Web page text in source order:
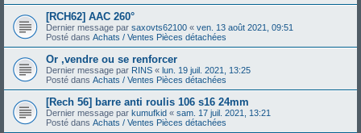
[RCH62] AAC 260°
Dernier message par saxovts62100 « ven. 13 août 2021, 09:51
Posté dans Achats / Ventes Pièces détachées
Or ,vendre ou se renforcer
Dernier message par RINS « lun. 19 juil. 2021, 13:25
Posté dans Achats / Ventes Pièces détachées
[Rech 56] barre anti roulis 106 s16 24mm
Dernier message par kumufkid « sam. 17 juil. 2021, 13:21
Posté dans Achats / Ventes Pièces détachées